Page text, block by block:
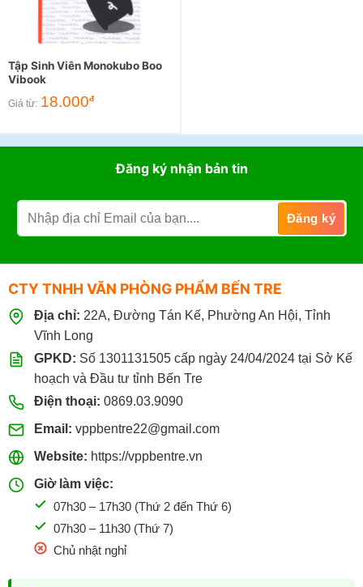
Tập Sinh Viên Monokubo Boo
Vibook
Giá từ: 18.000đ
Đăng ký nhận bản tin
CTY TNHH VĂN PHÒNG PHẨM BẾN TRE
Địa chỉ: 22A, Đường Tán Kế, Phường An Hội, Tỉnh
Vĩnh Long
GPKD: Số 1301131505 cấp ngày 24/04/2024 tại Sở Kế
hoạch và Đầu tư tỉnh Bến Tre
Điện thoại: 0869.03.9090
Email: vppbentre22@gmail.com
Website: https://vppbentre.vn
Giờ làm việc:
07h30 – 17h30 (Thứ 2 đến Thứ 6)
07h30 – 11h30 (Thứ 7)
Chủ nhật nghỉ